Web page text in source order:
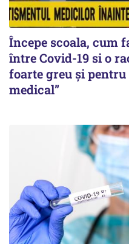
Începe scoala, cum
între Covid-19 si o
foarte greu și
medical”